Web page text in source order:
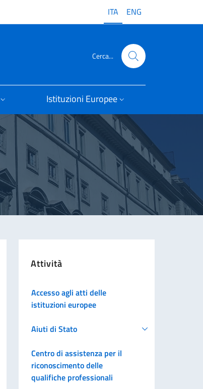
ITA ENG
Cerca...
Istituzioni Europee
Attività
Accesso agli atti delle
istituzioni europee
Aiuti di Stato
Centro di assistenza per il
riconoscimento delle
qualifiche professionali